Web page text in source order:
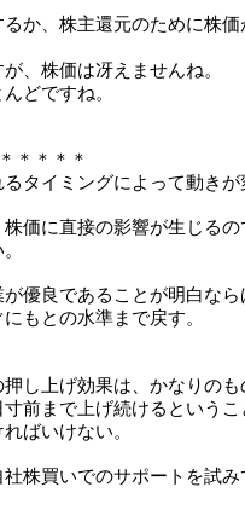
か、株主還元のために株
、株価は冴えませんね。
どですね。
＊＊＊＊
るタイミングによって動き
価に直接の影響が生じる
。
優良であることが明白なら
もとの水準まで戻す。
し上げ効果は、かなりの
前まで上げ続けるという
ばいけない。
株買いでのサポートを試み